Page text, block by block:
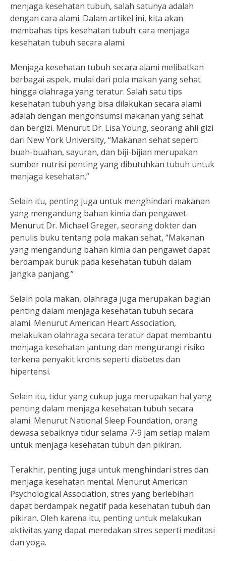
menjaga kesehatan tubuh, salah satunya adalah
dengan cara alami. Dalam artikel ini, kita akan
membahas tips kesehatan tubuh: cara menjaga
kesehatan tubuh secara alami.
Menjaga kesehatan tubuh secara alami melibatkan
berbagai aspek, mulai dari pola makan yang sehat
hingga olahraga yang teratur. Salah satu tips
kesehatan tubuh yang bisa dilakukan secara alami
adalah dengan mengonsumsi makanan yang sehat
dan bergizi. Menurut Dr. Lisa Young, seorang ahli gizi
dari New York University, “Makanan sehat seperti
buah-buahan, sayuran, dan biji-bijian merupakan
sumber nutrisi penting yang dibutuhkan tubuh untuk
menjaga kesehatan.”
Selain itu, penting juga untuk menghindari makanan
yang mengandung bahan kimia dan pengawet.
Menurut Dr. Michael Greger, seorang dokter dan
penulis buku tentang pola makan sehat, “Makanan
yang mengandung bahan kimia dan pengawet dapat
berdampak buruk pada kesehatan tubuh dalam
jangka panjang.”
Selain pola makan, olahraga juga merupakan bagian
penting dalam menjaga kesehatan tubuh secara
alami. Menurut American Heart Association,
melakukan olahraga secara teratur dapat membantu
menjaga kesehatan jantung dan mengurangi risiko
terkena penyakit kronis seperti diabetes dan
hipertensi.
Selain itu, tidur yang cukup juga merupakan hal yang
penting dalam menjaga kesehatan tubuh secara
alami. Menurut National Sleep Foundation, orang
dewasa sebaiknya tidur selama 7-9 jam setiap malam
untuk menjaga kesehatan tubuh dan pikiran.
Terakhir, penting juga untuk menghindari stres dan
menjaga kesehatan mental. Menurut American
Psychological Association, stres yang berlebihan
dapat berdampak negatif pada kesehatan tubuh dan
pikiran. Oleh karena itu, penting untuk melakukan
aktivitas yang dapat meredakan stres seperti meditasi
dan yoga.